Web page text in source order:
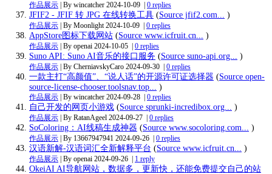
作品展示 | By wincatcher 2024-10-09 0 replies
JFIF2 - JFIF 转 JPG 在线转换工具 (Source jfif2.com... )
作品展示 | By Moonlight 2024-10-09 0 replies
AppStore图标下载网站 (Source www.icfruit.cn... )
作品展示 | By openai 2024-10-05 0 replies
Suno API: Suno AI音乐的接口服务 (Source suno-api.org... )
作品展示 | By CherniavskyCaro 2024-09-30 0 replies
一款主打“高颜值”、“说人话”的开源许可证选择器 (Source open-
source-license-chooser.toolsnav.top...
)
作品展示 | By wincatcher 2024-09-28 0 replies
自己开发的网页小游戏 (Source sprunki-incredibox.org... )
作品展示 | By RatanAgeel 2024-09-27 0 replies
SoColoring：AI线稿生成神器 (Source www.socoloring.com... )
作品展示 | By 13667947941 2024-09-26 0 replies
汉语新解-汉语词汇全新解释平台 (Source www.icfruit.cn... )
作品展示 | By openai 2024-09-26 1 reply
OkeiAI AI导航网站，数据多，更新快，还能免费提交自己的站